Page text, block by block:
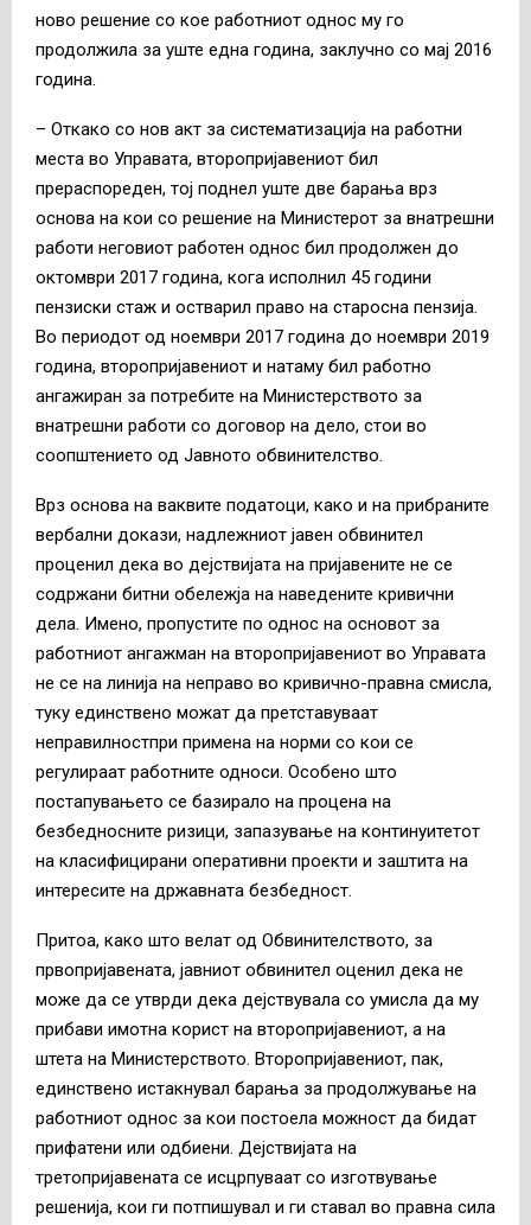
ново решение со кое работниот однос му го
продолжила за уште една година, заклучно со мај 2016
година.
– Откако со нов акт за систематизација на работни
места во Управата, второпријавениот бил
прераспореден, тој поднел уште две барања врз
основа на кои со решение на Министерот за внатрешни
работи неговиот работен однос бил продолжен до
октомври 2017 година, кога исполнил 45 години
пензиски стаж и остварил право на старосна пензија.
Во периодот од ноември 2017 година до ноември 2019
година, второпријавениот и натаму бил работно
ангажиран за потребите на Министерството за
внатрешни работи со договор на дело, стои во
соопштението од Јавното обвинителство.
Врз основа на ваквите податоци, како и на прибраните
вербални докази, надлежниот јавен обвинител
проценил дека во дејствијата на пријавените не се
содржани битни обележја на наведените кривични
дела. Имено, пропустите по однос на основот за
работниот ангажман на второпријавениот во Управата
не се на линија на неправо во кривично-правна смисла,
туку единствено можат да претставуваат
неправилностпри примена на норми со кои се
регулираат работните односи. Особено што
постапувањето се базирало на процена на
безбедносните ризици, запазување на континуитетот
на класифицирани оперативни проекти и заштита на
интересите на државната безбедност.
Притоа, како што велат од Обвинителството, за
првопријавената, јавниот обвинител оценил дека не
може да се утврди дека дејствувала со умисла да му
прибави имотна корист на второпријавениот, а на
штета на Министерството. Второпријавениот, пак,
единствено истакнувал барања за продолжување на
работниот однос за кои постоела можност да бидат
прифатени или одбиени. Дејствијата на
третопријавената се исцрпуваат со изготвување
решенија, кои ги потпишувал и ги ставал во правна сила